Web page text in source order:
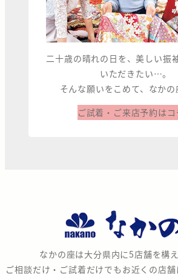
二十歳の晴れの日を、美しい振
いただきたい…。
そんな願いをこめて、なかの
ご試着・ご来店予約はコ
座
なかの座は大分県内に5店舗を構え
ご相談だけ・ご試着だけでもお近くの店